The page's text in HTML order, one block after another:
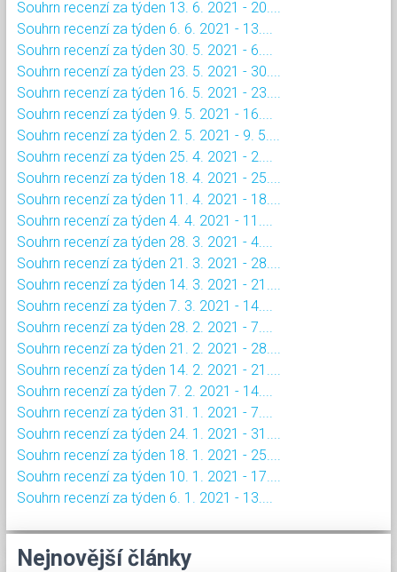
Souhrn recenzí za týden 13. 6. 2021 - 20....
Souhrn recenzí za týden 6. 6. 2021 - 13....
Souhrn recenzí za týden 30. 5. 2021 - 6....
Souhrn recenzí za týden 23. 5. 2021 - 30....
Souhrn recenzí za týden 16. 5. 2021 - 23....
Souhrn recenzí za týden 9. 5. 2021 - 16....
Souhrn recenzí za týden 2. 5. 2021 - 9. 5....
Souhrn recenzí za týden 25. 4. 2021 - 2....
Souhrn recenzí za týden 18. 4. 2021 - 25....
Souhrn recenzí za týden 11. 4. 2021 - 18....
Souhrn recenzí za týden 4. 4. 2021 - 11....
Souhrn recenzí za týden 28. 3. 2021 - 4....
Souhrn recenzí za týden 21. 3. 2021 - 28....
Souhrn recenzí za týden 14. 3. 2021 - 21....
Souhrn recenzí za týden 7. 3. 2021 - 14....
Souhrn recenzí za týden 28. 2. 2021 - 7....
Souhrn recenzí za týden 21. 2. 2021 - 28....
Souhrn recenzí za týden 14. 2. 2021 - 21....
Souhrn recenzí za týden 7. 2. 2021 - 14....
Souhrn recenzí za týden 31. 1. 2021 - 7....
Souhrn recenzí za týden 24. 1. 2021 - 31....
Souhrn recenzí za týden 18. 1. 2021 - 25....
Souhrn recenzí za týden 10. 1. 2021 - 17....
Souhrn recenzí za týden 6. 1. 2021 - 13....
Nejnovější články